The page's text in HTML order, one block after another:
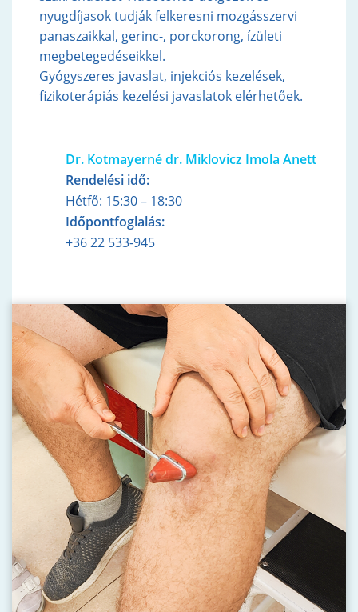
nyugdíjasok tudják felkeresni mozgásszervi
panaszaikkal, gerinc-, porckorong, ízületi
megbetegedéseikkel.
Gyógyszeres javaslat, injekciós kezelések,
fizikoterápiás kezelési javaslatok elérhetőek.
Dr. Kotmayerné dr. Miklovicz Imola Anett
Rendelési idő:
Hétfő: 15:30 – 18:30
Időpontfoglalás:
+36 22 533-945